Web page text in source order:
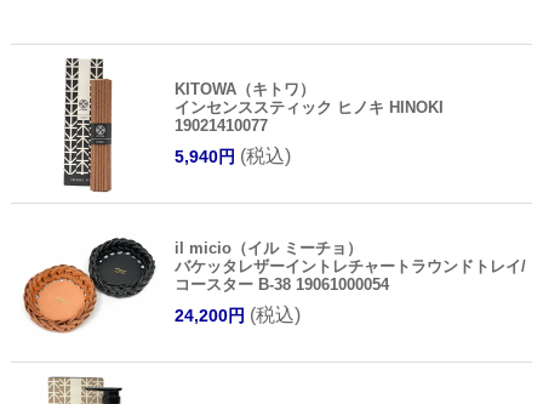
KITOWA（キトワ）
インセンススティック ヒノキ HINOKI
19021410077
5,940円 (税込)
il micio（イル ミーチョ）
バケッタレザーイントレチャートラウンドトレイ/
コースター B-38 19061000054
24,200円 (税込)